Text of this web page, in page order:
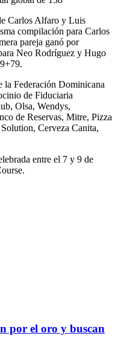
Carlos Alfaro y Luis
compilación para Carlos
pareja ganó por
Neo Rodríguez y Hugo
la Federación Dominicana
de Fiduciaria
Olsa, Wendys,
de Reservas, Mitre, Pizza
Cerveza Canita,
entre el 7 y 9 de
por el oro y buscan